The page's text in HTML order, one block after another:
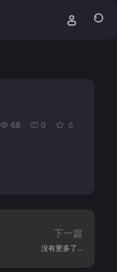
68 0 0
下一篇
没有更多了...